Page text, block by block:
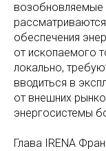
возобновляемые
обеспечения
от ископаемого
локально,
вводиться в
от внешних
энергосистемы
Глава IRENA